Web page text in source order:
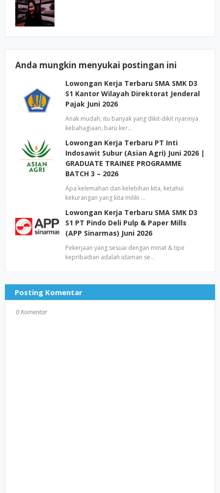
Anda mungkin menyukai postingan ini
Lowongan Kerja Terbaru SMA SMK D3
S1 Kantor Wilayah Direktorat Jenderal
Pajak Juni 2026
Anak mudah; itu banyak yang dikit-dikit nyarinya
kebahagiaan, baru ker…
Lowongan Kerja Terbaru PT Inti
Indosawit Subur (Asian Agri) Juni 2026 |
GRADUATE TRAINEE PROGRAMME
BATCH 3 – 2026
Apa kelemahan dan kelebihan kita, ketahui
kekurangan yang kita miliki …
Lowongan Kerja Terbaru SMA SMK D3
S1 PT Pindo Deli Pulp & Paper Mills
(APP Sinarmas) Juni 2026
Pekerjaan yang sesuai dengan minat & tipe
kepribadian adalah idaman se…
Posting Komentar
0 Komentar